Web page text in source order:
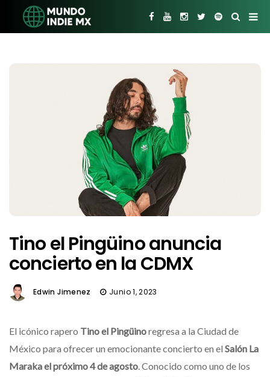
Tino el Pingüino anuncia
concierto en la CDMX
Edwin Jimenez Junio 1, 2023
El icónico rapero Tino el Pingüinoregresa a la Ciudad de
México para ofrecer un emocionante concierto en el Salón La
Maraka el próximo 4 de agosto. Conocido como uno de los